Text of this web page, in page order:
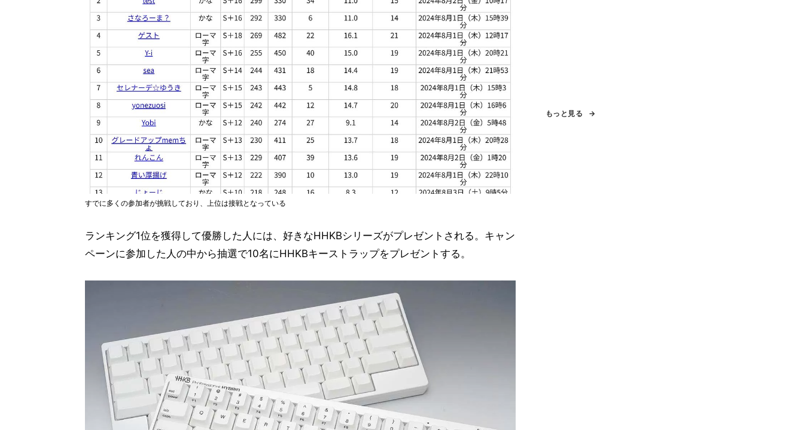
すでに多くの参加者が挑戦しており、上位は接戦となっている
ランキング1位を獲得して優勝した人には、好きなHHKBシリーズがプレゼントされる。キャン
ペーンに参加した人の中から抽選で10名にHHKBキーストラップをプレゼントする。
もっと見る